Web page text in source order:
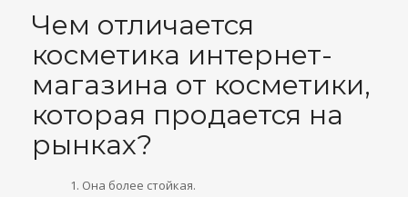
Чем отличается
косметика интернет-
магазина от косметики,
которая продается на
рынках?
Она более стойкая.